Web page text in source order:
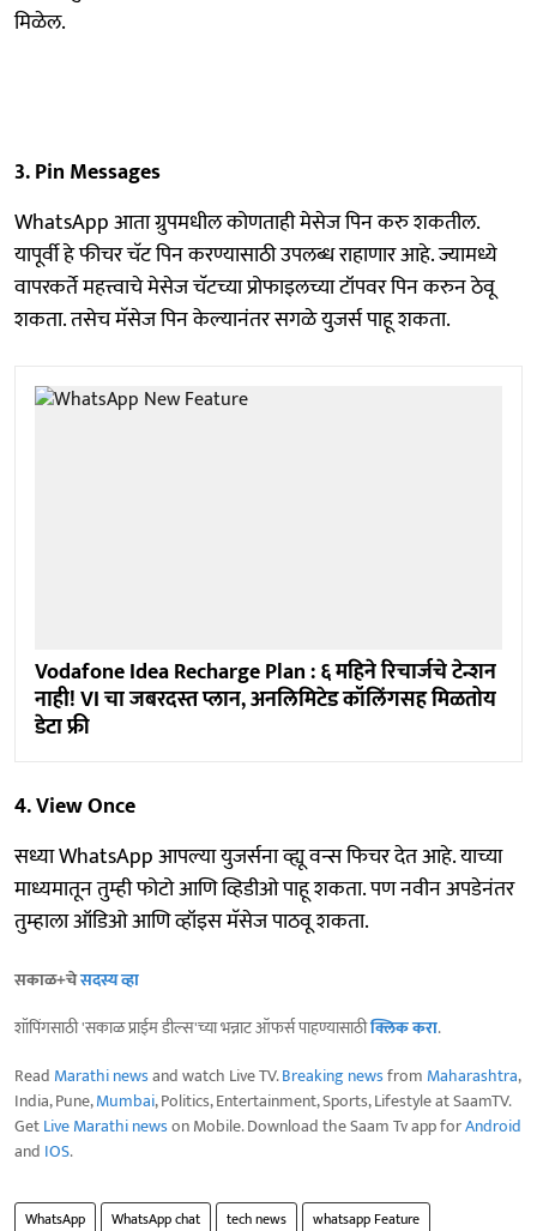
मिळेल.
3. Pin Messages
WhatsApp आता ग्रुपमधील कोणताही मेसेज पिन करु शकतील.
यापूर्वी हे फीचर चॅट पिन करण्यासाठी उपलब्ध राहाणार आहे. ज्यामध्ये
वापरकर्ते महत्त्वाचे मेसेज चॅटच्या प्रोफाइलच्या टॉपवर पिन करुन ठेवू
शकता. तसेच मॅसेज पिन केल्यानंतर सगळे युजर्स पाहू शकता.
Vodafone Idea Recharge Plan : ६ महिने रिचार्जचे टेन्शन
नाही! VI चा जबरदस्त प्लान, अनलिमिटेड कॉलिंगसह मिळतोय
डेटा फ्री
4. View Once
सध्या WhatsApp आपल्या युजर्सना व्ह्यू वन्स फिचर देत आहे. याच्या
माध्यमातून तुम्ही फोटो आणि व्हिडीओ पाहू शकता. पण नवीन अपडेनंतर
तुम्हाला ऑडिओ आणि व्हॉइस मॅसेज पाठवू शकता.
सकाळ+चेसदस्य व्हा
शॉपिंगसाठी 'सकाळ प्राईम डील्स'च्या भन्नाट ऑफर्स पाहण्यासाठीक्लिक करा.
Read Marathi newsand watch Live TV.Breaking newsfrom Maharashtra,
India, Pune,Mumbai, Politics, Entertainment, Sports, Lifestyle at SaamTV.
GetLive Marathi newson Mobile. Download the Saam Tv app forAndroid
and IOS.
WhatsApp WhatsApp chat tech news whatsapp Feature